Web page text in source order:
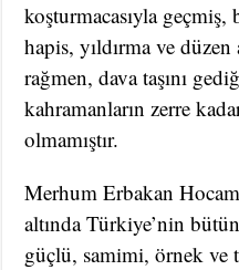
koşturmacasıyla
hapis, yıldırma ve düzen
rağmen, dava taşını
kahramanların zerre
olmamıştır.
Merhum Erbakan
altında Türkiye’nin
güçlü, samimi, örnek ve